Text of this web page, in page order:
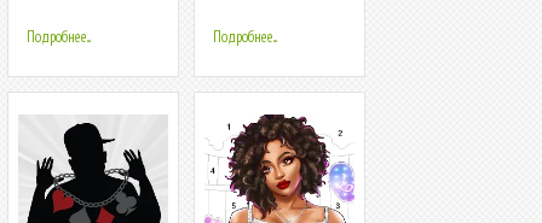
Подробнее... Подробнее...